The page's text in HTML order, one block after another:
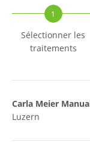
1
Sélectionner les
traitements
Carla Meier
Luzern